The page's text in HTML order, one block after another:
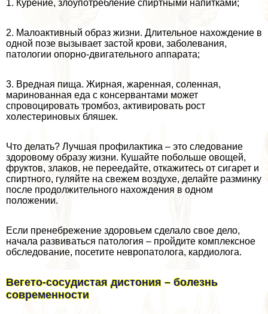
1. Курение, злоупотрeбление спиртными напитками;
2. Малоактивный образ жизни. Длительное нахождение в
одной позе вызывает застой крови, заболевания,
патологии опopно-двигательного аппарата;
3. Вредная пища. Жирная, жаренная, соленная,
маринованная еда с консервантами может
спровоцировать тромбоз, активировать рост
холестериновых бляшек.
Что делать? Лучшая профилактика – это следование
здоровому образу жизни. Кушайте побольше овощей,
фруктов, злаков, не переедайте, откажитесь от сигарет и
спиртного, гуляйте на свежем воздухе, делайте разминку
после продолжительного нахождения в одном
положении.
Если пренебрежение здоровьем сделало свое дело,
начала развиваться патология – пройдите комплексное
обследование, посетите невропатолога, кардиолога.
Вегето-сосудистая дистония – болезнь
современности